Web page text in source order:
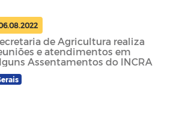
de Agricultura realiza
e atendimentos em
Assentamentos do INCRA